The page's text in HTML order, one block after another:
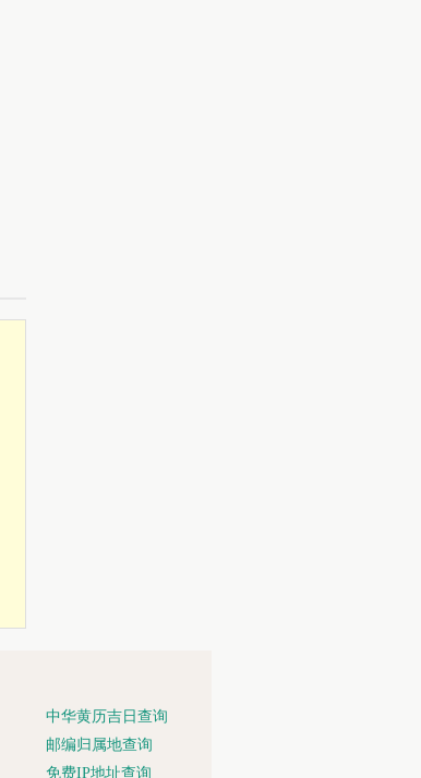
中华黄历吉日查询
邮编归属地查询
免费IP地址查询